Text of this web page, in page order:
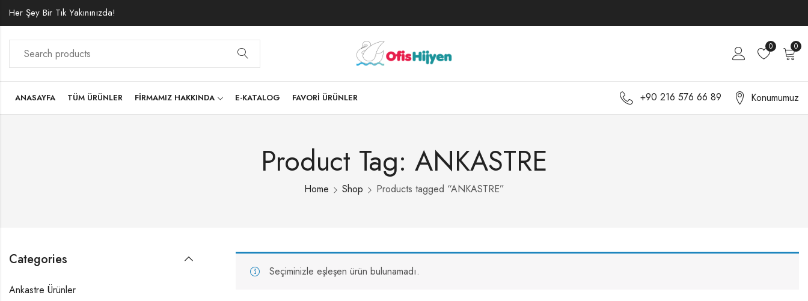
Her Şey Bir Tık Yakınınızda!
0 0
ANASAYFA TÜM ÜRÜNLER FIRMAMIZ HAKKINDA E-KATALOG FAVORI ÜRÜNLER +90 216 576 66 89 Konumumuz
Product Tag: ANKASTRE
Home Shop Products tagged “ANKASTRE”
Seçiminizle eşleşen ürün bulunamadı.
Categories
Ankastre Ürünler